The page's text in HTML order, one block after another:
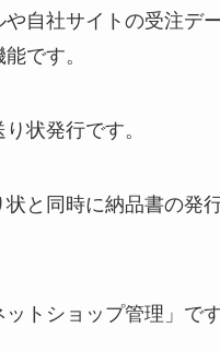
や自社サイトの受注デ
です。
状発行です。
状と同時に納品書の発
トショップ管理」です